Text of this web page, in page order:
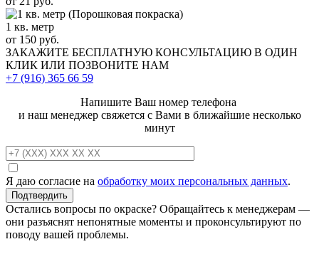
1 кв. метр
от 150 руб.
ЗАКАЖИТЕ БЕСПЛАТНУЮ КОНСУЛЬТАЦИЮ В ОДИН
КЛИК ИЛИ ПОЗВОНИТЕ НАМ
+7 (916) 365 66 59
Напишите Ваш номер телефона
и наш менеджер свяжется с Вами в ближайшие несколько
минут
Я даю согласие на обработку моих персональных данных.
Остались вопросы по окраске? Обращайтесь к менеджерам —
они разъяснят непонятные моменты и проконсультируют по
поводу вашей проблемы.